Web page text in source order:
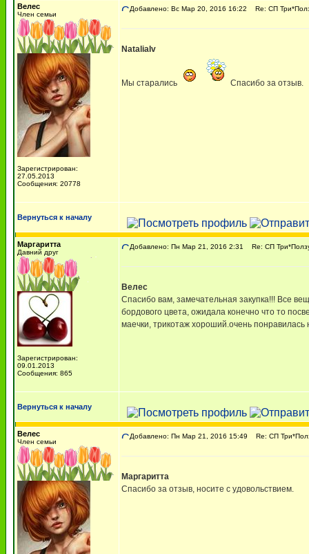
Велес
Член семьи
Зарегистрирован:
27.05.2013
Сообщения: 20778
Добавлено: Вс Мар 20, 2016 16:22 Re: СП
NataliaIv
Мы старались Спасибо за отзыв.
Вернуться к началу
Маргаритта
Давний друг
Зарегистрирован:
09.01.2013
Сообщения: 865
Добавлено: Пн Мар 21, 2016 2:31 Re: СП
Велес
Спасибо вам, замечательная закупка!!! Все
бордового цвета, ожидала конечно что то
маечки, трикотаж хороший.очень понравилась
Вернуться к началу
Велес
Член семьи
Добавлено: Пн Мар 21, 2016 15:49 Re: СП
Маргаритта
Спасибо за отзыв, носите с удовольствием.